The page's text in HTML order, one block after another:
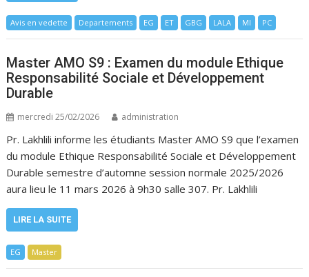
Avis en vedette Departements EG ET GBG LALA MI PC
Master AMO S9 : Examen du module Ethique
Responsabilité Sociale et Développement
Durable
mercredi 25/02/2026 administration
Pr. Lakhlili informe les étudiants Master AMO S9 que l’examen
du module Ethique Responsabilité Sociale et Développement
Durable semestre d’automne session normale 2025/2026
aura lieu le 11 mars 2026 à 9h30 salle 307. Pr. Lakhlili
LIRE LA SUITE
EG Master